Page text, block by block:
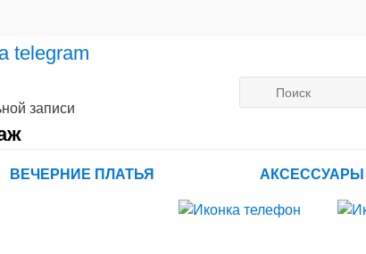
записи
ВЕЧЕРНИЕ ПЛАТЬЯ АКСЕССУАРЫ